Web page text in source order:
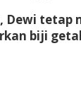
biji